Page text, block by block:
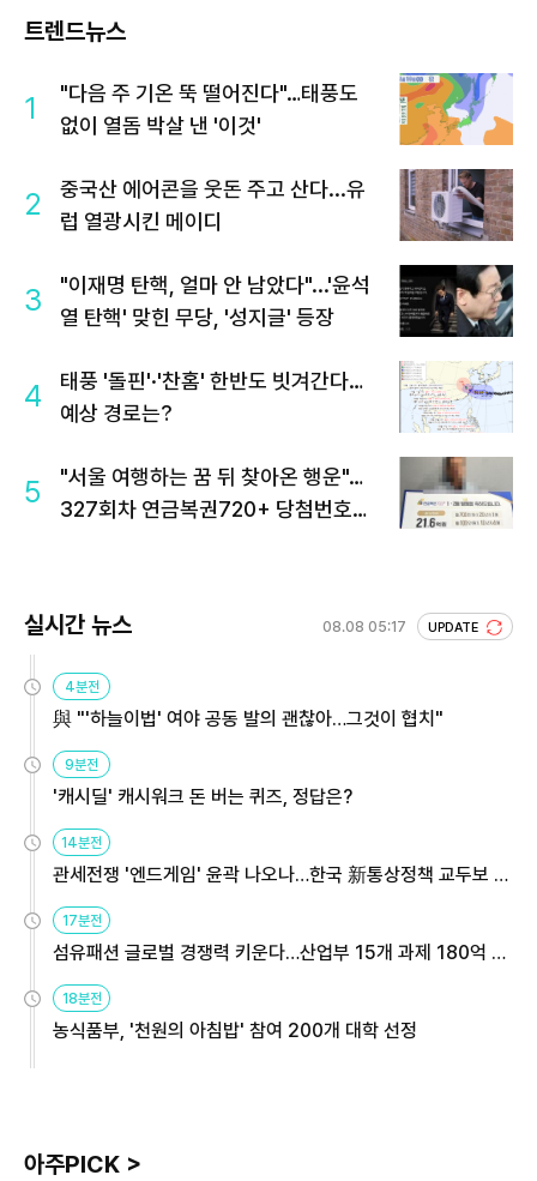
트렌드뉴스
1
"다음 주 기온 뚝 떨어진다"…태풍도
없이 열돔 박살 낸 '이것'
2
중국산 에어콘을 웃돈 주고 산다...유
럽 열광시킨 메이디
3
"이재명 탄핵, 얼마 안 남았다"...'윤석
열 탄핵' 맞힌 무당, '성지글' 등장
4
태풍 '돌핀'·'찬홈' 한반도 빗겨간다…
예상 경로는?
5
"서울 여행하는 꿈 뒤 찾아온 행운"…
327회차 연금복권720+ 당첨번호조
실시간 뉴스 08.08 05:17 UPDATE
4분전
與 "'하늘이법' 여야 공동 발의 괜찮아…그것이 협치"
9분전
'캐시딜' 캐시워크 돈 버는 퀴즈, 정답은?
14분전
관세전쟁 '엔드게임' 윤곽 나오나…한국 新통상정책 교두보 활
17분전
섬유패션 글로벌 경쟁력 키운다…산업부 15개 과제 180억 지
18분전
농식품부, '천원의 아침밥' 참여 200개 대학 선정
아주PICK >